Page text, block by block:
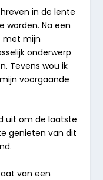
in de lente
worden. Na een
met mijn
onderwerp
Tevens wou ik
voorgaande
uit om de laatste
genieten van dit
van een